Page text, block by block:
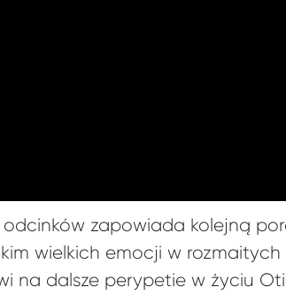
zapowiada kolejną
wielkich emocji w
na dalsze perypetie w życiu